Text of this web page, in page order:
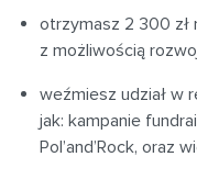
otrzymasz 2 300
z możliwością
weźmiesz udział w
jak: kampanie
Pol’and’Rock, oraz